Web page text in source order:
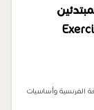
الفرنسية وأساسيات